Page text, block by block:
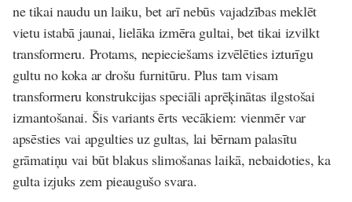
ne tikai naudu un laiku, bet arī nebūs vajadzības meklēt
vietu istabā jaunai, lielāka izmēra gultai, bet tikai izvilkt
transformeru. Protams, nepieciešams izvēlēties izturīgu
gultu no koka ar drošu furnitūru. Plus tam visam
transformeru konstrukcijas speciāli aprēķinātas ilgstošai
izmantošanai. Šis variants ērts vecākiem: vienmēr var
apsēsties vai apgulties uz gultas, lai bērnam palasītu
grāmatiņu vai būt blakus slimošanas laikā, nebaidoties, ka
gulta izjuks zem pieaugušo svara.